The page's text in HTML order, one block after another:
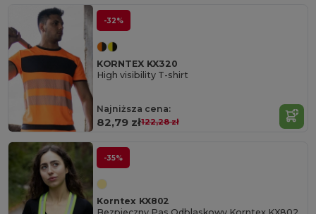
-32%
KORNTEX KX320
High visibility T-shirt
Najniższa cena:
82,79 zł122,28 zł
-35%
Korntex KX802